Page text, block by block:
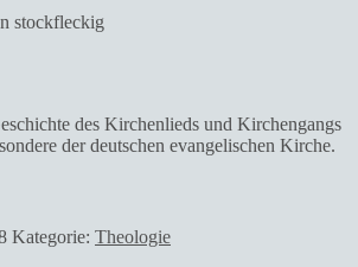
stockfleckig
des Kirchenlieds und Kirchengangs
der deutschen evangelischen Kirche.
Kategorie: Theologie